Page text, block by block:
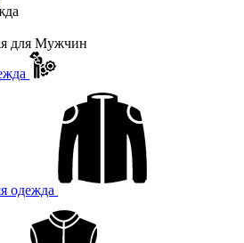
для Мужчин
одежда